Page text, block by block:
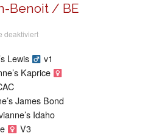
Benoit / BE
deaktiviertfür
Erkrath,
Mevr.
S.
de
/
BE
Lewis
v1
Kaprice
James Bond
Idaho
V3